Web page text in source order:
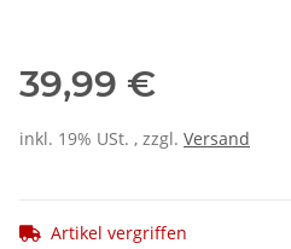
39,99 €
inkl. 19% USt. , zzgl. Versand
Artikel vergriffen